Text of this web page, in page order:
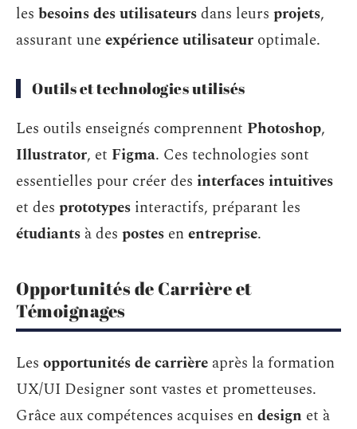
les besoins des utilisateursdans leurs projets,
assurant uneexpérience utilisateur optimale.
Outils et technologies utilisés
Les outils enseignés comprennent Photoshop,
Illustrator, et Figma. Ces technologies sont
essentielles pour créer des interfaces intuitives
et des prototypes interactifs, préparant les
étudiants à des postes enentreprise.
Opportunités de Carrière et
Témoignages
Les opportunités de carrière après la formation
UX/UI Designer sont vastes et prometteuses.
Grâce aux compétences acquises endesign et à